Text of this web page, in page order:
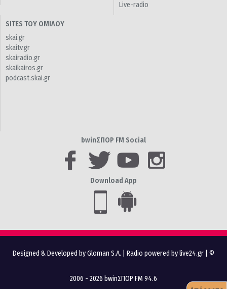
Live-radio
SITES ΤΟΥ ΟΜΙΛΟΥ
skai.gr
skaitv.gr
skairadio.gr
skaikairos.gr
podcast.skai.gr
bwinΣΠΟΡ FM Social
Download App
Designed & Developed by Gloman S.A. Radio powered by live24.gr | ©
2006 - 2026 bwinΣΠΟΡ FM 94.6